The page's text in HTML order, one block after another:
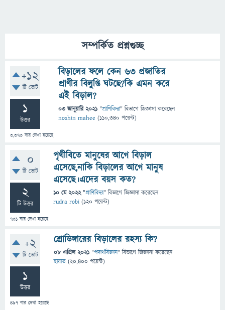
সম্পর্কিত প্রশ্নগুচ্ছ
+12
টি ভোট
1
উত্তর
3,373 বার দেখা হয়েছে
বিড়ালের ফলে কেন 63 প্রজাতির
প্রাণীর বিলুপ্তি ঘটছে?কি এমন করে
এই বিড়াল?
03 জানুয়ারি 2021 "প্রাণিবিদ্যা" বিভাগে জিজ্ঞাসাকরেছেন
noshin mahee (110,340 পয়েন্ট)
0
টি ভোট
2
টি উত্তর
731 বার দেখা হয়েছে
পৃথীবিতে মানুষের আগে বিড়াল
এসেছে,নাকি বিড়ালের আগে মানুষ
এসেছে।এদের বয়স কত?
10 মে 2022 "প্রাণিবিদ্যা" বিভাগে জিজ্ঞাসাকরেছেন
rudra robi (120 পয়েন্ট)
+2
টি ভোট
1
উত্তর
497 বার দেখা হয়েছে
শ্রোডিঙ্গারের বিড়ালের রহস্য কি?
08 এপ্রিল 2021 "পদার্থবিজ্ঞান" বিভাগে জিজ্ঞাসাকরেছেন
হায়াত (20,400 পয়েন্ট)